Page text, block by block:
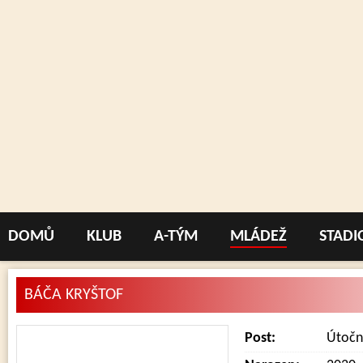
DOMŮ KLUB A-TÝM MLÁDEŽ
BÁČA KRYŠTOF
Post: